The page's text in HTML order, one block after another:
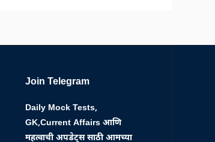
Join Telegram
Daily Mock Tests,
GK,Current Affairs आणि
महत्वाची अपडेट्स साठी आमच्या